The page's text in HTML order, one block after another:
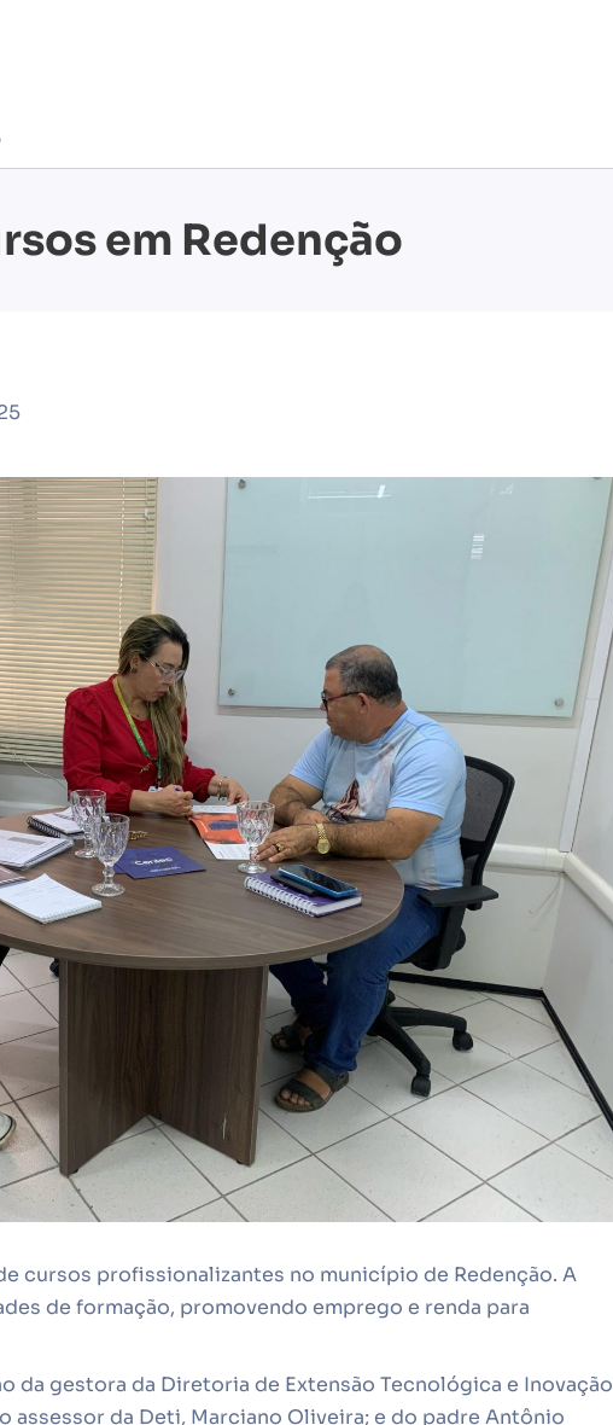
em Redenção
cursos profissionalizantes no município de Redenção. A
de formação, promovendo emprego e renda para
da gestora da Diretoria de Extensão Tecnológica e Inovação
assessor da Deti, Marciano Oliveira; e do padre Antônio